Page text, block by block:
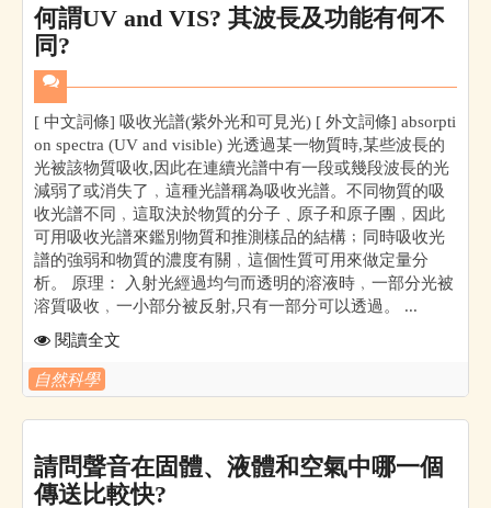
何謂UV and VIS? 其波長及功能有何不
同?
[ 中文詞條] 吸收光譜(紫外光和可見光) [ 外文詞條] absorpti
on spectra (UV and visible) 光透過某一物質時,某些波長的
光被該物質吸收,因此在連續光譜中有一段或幾段波長的光
減弱了或消失了﹐這種光譜稱為吸收光譜。不同物質的吸
收光譜不同﹐這取決於物質的分子﹑原子和原子團﹐因此
可用吸收光譜來鑑別物質和推測樣品的結構﹔同時吸收光
譜的強弱和物質的濃度有關﹐這個性質可用來做定量分
析。 原理： 入射光經過均勻而透明的溶液時﹐一部分光被
溶質吸收﹐一小部分被反射,只有一部分可以透過。 ...
閱讀全文
自然科學
請問聲音在固體、液體和空氣中哪一個
傳送比較快?